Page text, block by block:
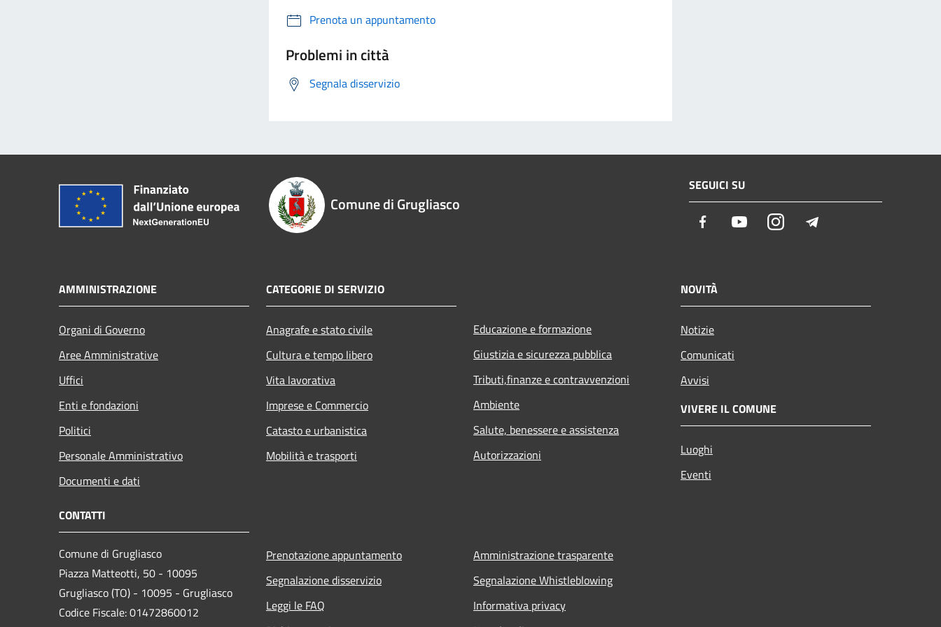
Prenota un appuntamento
Problemi in città
Segnala disservizio
Comune di Grugliasco
SEGUICI SU
Facebook YoutubeInstagram
AMMINISTRAZIONE
Organi di Governo
Aree Amministrative
Uffici
Enti e fondazioni
Politici
Personale Amministrativo
Documenti e dati
CATEGORIE DI SERVIZIO
Anagrafe e stato civile
Cultura e tempo libero
Vita lavorativa
Imprese e Commercio
Catasto e urbanistica
Mobilità e trasporti
Educazione e formazione
Giustizia e sicurezza pubblica
Tributi,finanze e contravvenzioni
Ambiente
Salute, benessere e assistenza
Autorizzazioni
NOVITÀ
Notizie
Comunicati
Avvisi
VIVERE IL COMUNE
Luoghi
Eventi
CONTATTI
Comune di Grugliasco
Piazza Matteotti, 50 - 10095
Grugliasco (TO) - 10095 - Grugliasco
Codice Fiscale: 01472860012
Prenotazione appuntamento
Segnalazione disservizio
Leggi le FAQ
Amministrazione trasparente
Segnalazione Whistleblowing
Informativa privacy